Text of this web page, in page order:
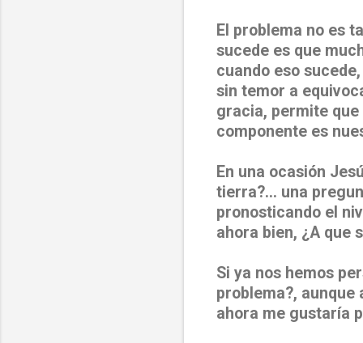
El problema no es
sucede es que
cuando eso
sin temor a
gracia, permite
componente es
En una ocasión
tierra?... una
pronosticando el
ahora bien, ¿A que
Si ya nos hemos
problema?,
ahora me gustaría